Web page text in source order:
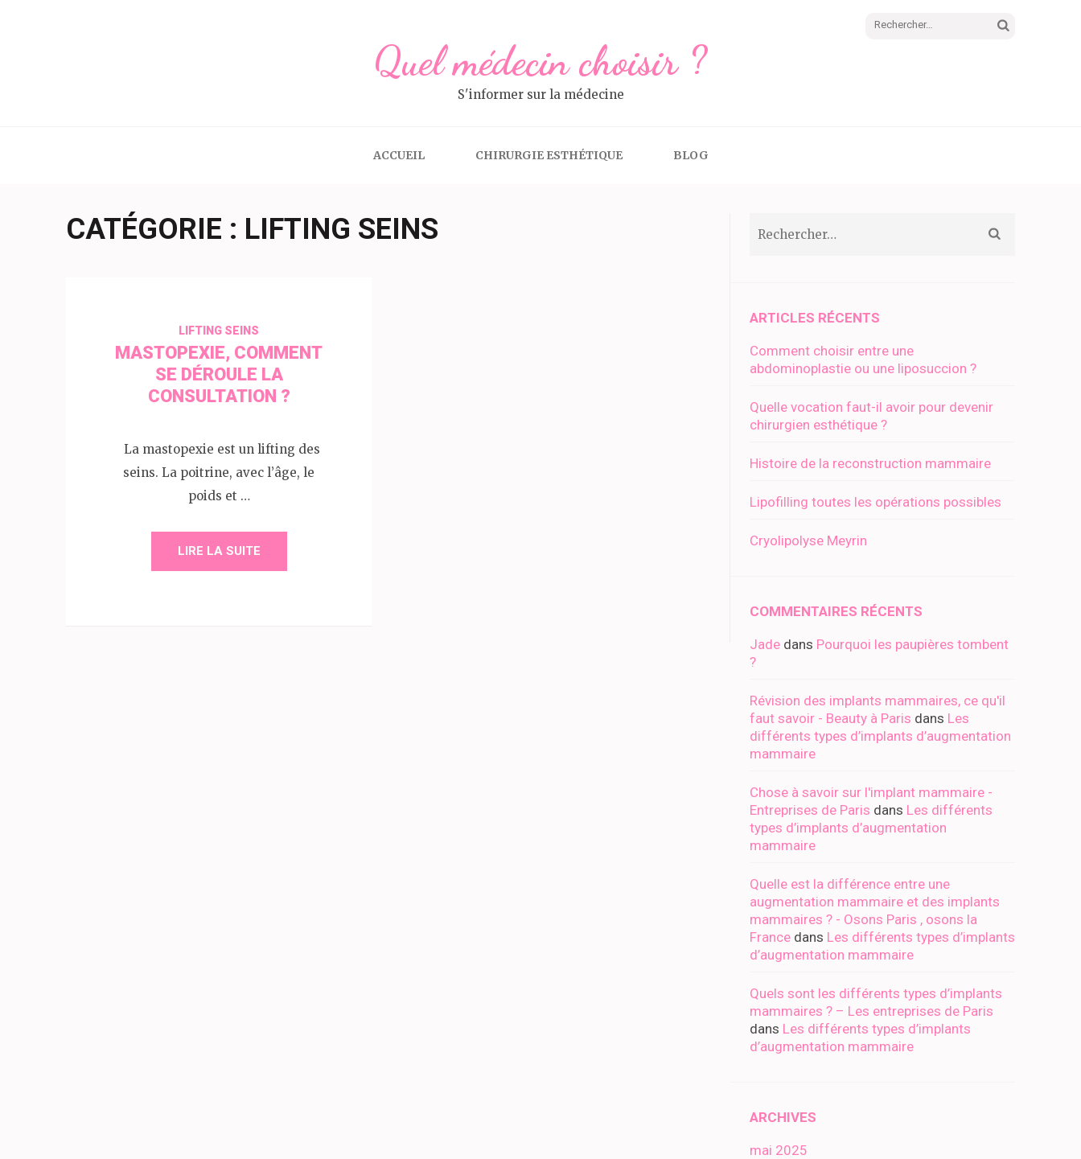
Rechercher :
Quel médecin choisir ?
S'informer sur la médecine
ACCUEIL CHIRURGIE ESTHÉTIQUE BLOG
CATÉGORIE : LIFTING SEINS
LIFTING SEINS
MASTOPEXIE, COMMENT
SE DÉROULE LA
CONSULTATION ?
La mastopexie est un lifting des
seins. La poitrine, avec l’âge, le
poids et …
LIRE LA SUITE
Rechercher :
ARTICLES RÉCENTS
Comment choisir entre une
abdominoplastie ou une liposuccion ?
Quelle vocation faut-il avoir pour devenir
chirurgien esthétique ?
Histoire de la reconstruction mammaire
Lipofilling toutes les opérations possibles
Cryolipolyse Meyrin
COMMENTAIRES RÉCENTS
Jade dans Pourquoi les paupières tombent
?
Révision des implants mammaires, ce qu'il
faut savoir - Beauty à Paris dans Les
différents types d’implants d’augmentation
mammaire
Chose à savoir sur l'implant mammaire -
Entreprises de Paris dans Les différents
types d’implants d’augmentation
mammaire
Quelle est la différence entre une
augmentation mammaire et des implants
mammaires ? - Osons Paris , osons la
France dans Les différents types d’implants
d’augmentation mammaire
Quels sont les différents types d’implants
mammaires ? – Les entreprises de Paris
dans Les différents types d’implants
d’augmentation mammaire
ARCHIVES
mai 2025